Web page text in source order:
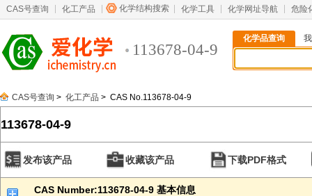
CAS号查询 化工产品 化学结构搜索 化学工具 化学网址导航 危险
113678-04-9
化学品查询
CAS号查询 > 化工产品 > CAS No.113678-04-9
113678-04-9
发布该产品 收藏该产品 下载PDF格式
CAS Number:113678-04-9 基本信息